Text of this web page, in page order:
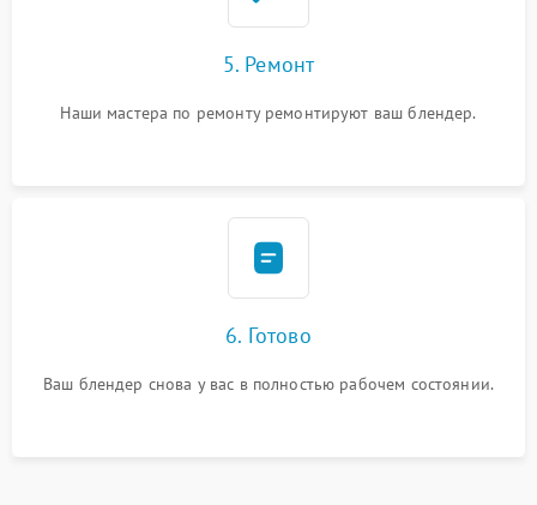
5. Ремонт
Наши мастера по ремонту ремонтируют ваш блендер.
6. Готово
Ваш блендер снова у вас в полностью рабочем состоянии.